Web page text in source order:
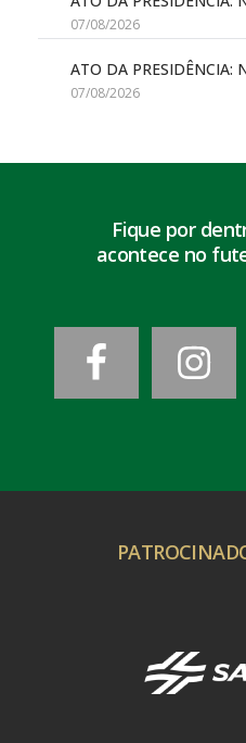
07/08/2026
ATO DA PRESIDÊNCIA:
07/08/2026
Fique por
acontece no